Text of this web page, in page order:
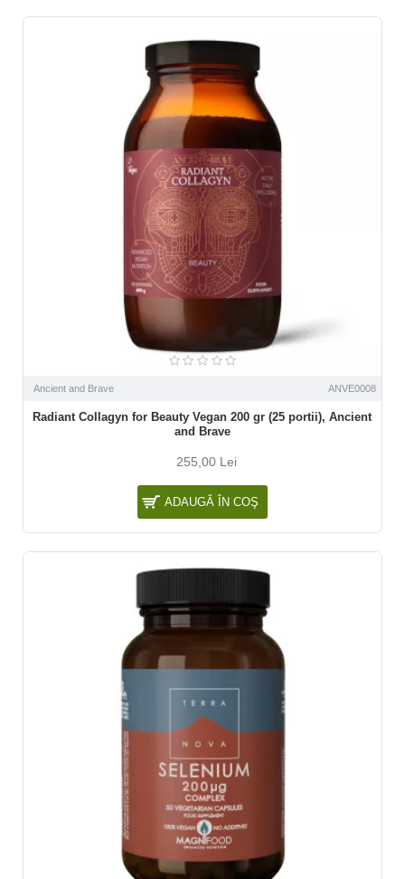
Ancient and Brave ANVE0008
Radiant Collagyn for Beauty Vegan 200 gr (25 portii), Ancient
and Brave
255,00 Lei
ADAUGĂ ÎN COŞ